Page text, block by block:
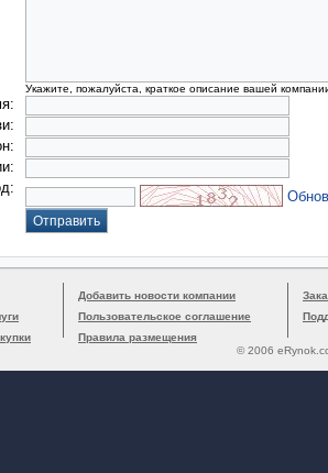
Укажите, пожалуйста, краткое описание вашей
Добавить новости компании
Пользовательское соглашение
Правила размещения
© 2006